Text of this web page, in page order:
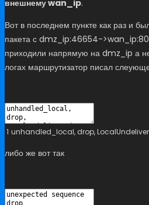
внешнему wan_ip.
Вот в последнем пункте как раз и
пакета с dmz_ip:46654->wan_ip:80
приходили напрямую на dmz_ip а
логах маршрутизатор писал
1 unhandled_local, drop,
либо же вот так